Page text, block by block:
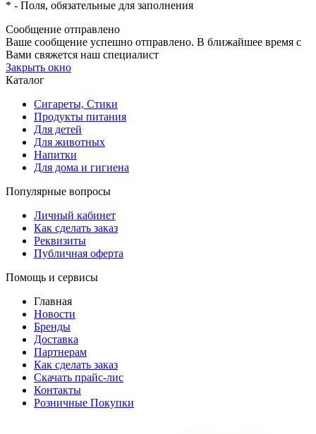
* - Поля, обязательные для заполнения
Сообщение отправлено
Ваше сообщение успешно отправлено. В ближайшее время с
Вами свяжется наш специалист
Закрыть окно
Каталог
Сигареты, Стики
Продукты питания
Для детей
Для животных
Напитки
Для дома и гигиена
Популярные вопросы
Личный кабинет
Как сделать заказ
Реквизиты
Публичная оферта
Помощь и сервисы
Главная
Новости
Бренды
Доставка
Партнерам
Как сделать заказ
Скачать прайс-лис
Контакты
Розничные Покупки